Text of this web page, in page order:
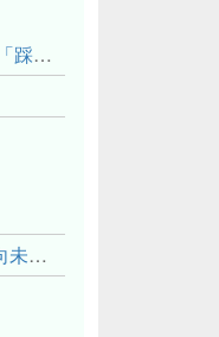
完美風暴：1623年前往馬尼拉的販客「踩線團」怎麼會困死於澎湖?
《台灣紀行》推薦序：讓我們一起走向未來文明的備忘錄